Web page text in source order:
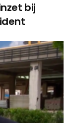
bij